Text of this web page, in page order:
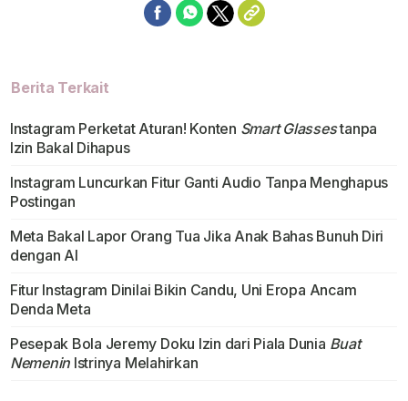
Berita Terkait
Instagram Perketat Aturan! Konten Smart Glassestanpa
Izin Bakal Dihapus
Instagram Luncurkan Fitur Ganti Audio Tanpa Menghapus
Postingan
Meta Bakal Lapor Orang Tua Jika Anak Bahas Bunuh Diri
dengan AI
Fitur Instagram Dinilai Bikin Candu, Uni Eropa Ancam
Denda Meta
Pesepak Bola Jeremy Doku Izin dari Piala Dunia Buat
Nemenin Istrinya Melahirkan